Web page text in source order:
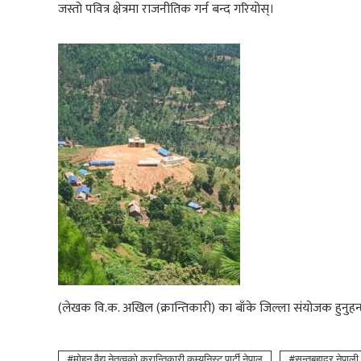
जस्तो पवित्र क्षेत्रमा राजनीतिक गर्न बन्द गरियोस्।
(लेखक वि.क. अखिल (क्रान्तिकारी) का बाँके जिल्ला संयोजक